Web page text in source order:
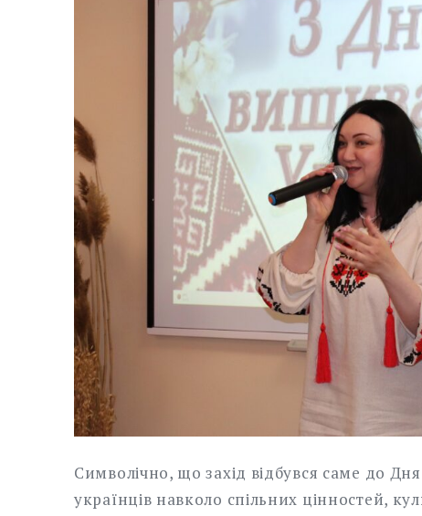
Символічно, що захід відбувся саме до
українців навколо спільних цінностей,